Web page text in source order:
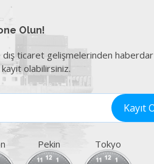
Olun!
ticaret gelişmelerinden haberdar
olabilirsiniz.
Pekin Tokyo